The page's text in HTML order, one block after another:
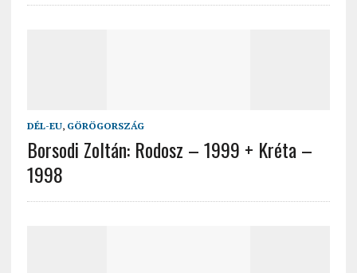
DÉL-EU, GÖRÖGORSZÁG
Borsodi Zoltán: Rodosz – 1999 + Kréta –
1998